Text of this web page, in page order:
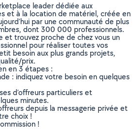
leader dédiée aux
et à la location de matériel, créée en
par une communauté de plus
dont 300 000 professionnels.
et trouvez proche de chez vous un
pour réaliser toutes vos
besoin aux plus grands projets,
prix.
en 3 étapes :
: indiquez votre besoin en quelques
d’offreurs particuliers et
minutes.
depuis la messagerie privée et
choix !
!